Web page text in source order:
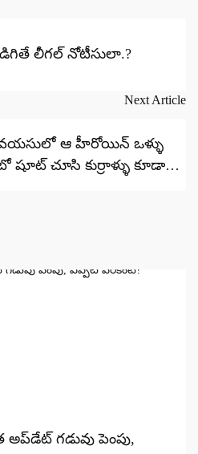
లీగల్ నోటీసులా.?
Next Article
ఆ హీరోయిన్ ఒళ్ళు
చూసి కుర్రాళ్ళు కూడా
గడువు పెంపు,